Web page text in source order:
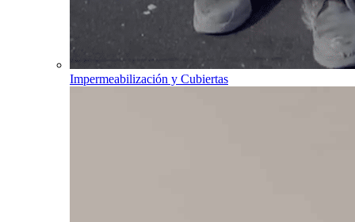
Impermeabilización y Cubiertas